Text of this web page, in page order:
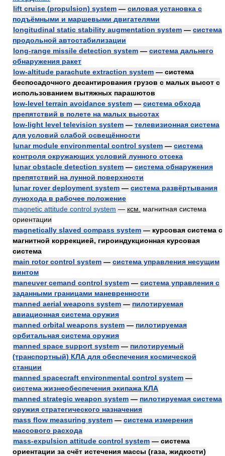
lift cruise (propulsion) system — силовая установка с
подъёмными и маршевыми двигателями
longitudinal static stability augmentation system — система
продольной автостабилизации
long-range missile detection system — система дальнего
обнаружения ракет
low-altitude parachute extraction system — система
беспосадочного десантирования грузов с малых высот с
использованием вытяжных парашютов
low-level terrain avoidance system — система обхода
препятствий в полете на малых высотах
low-light level television system — телевизионная система
для условий слабой освещённости
lunar module environmental control system — система
контроля окружающих условий лунного отсека
lunar obstacle detection system — система обнаружения
препятствий на лунной поверхности
lunar rover deployment system — система развёртывания
лунохода в рабочее положение
magnetic attitude control system — ксм.
магнитная система
ориентации
magnetically slaved compass system — курсовая система с
магнитной коррекцией, гироиндукционная курсовая
система
main rotor control system — система управления несущим
винтом
maneuver cemand control system — система управления с
заданными границами маневренности
manned aerial weapons system — пилотируемая
авиационная система оружия
manned orbital weapons system — пилотируемая
орбитальная система оружия
manned space support system — пилотируемый
(транспортный) КЛА для обеспечения космической
станции
manned spacecraft environmental control system —
система жизнеобеспечения экипажа КЛА
manned strategic weapon system — пилотируемая система
оружия стратегического назначения
mass flow measuring system — система измерения
массового расхода
mass-expulsion attitude control system — система
ориентации за счёт истечения массы (газа, жидкости)